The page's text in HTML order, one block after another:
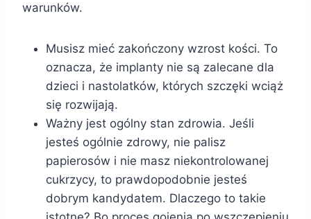
warunków.
Musisz mieć zakończony wzrost kości. To
oznacza, że implanty nie są zalecane dla
dzieci i nastolatków, których szczęki wciąż
się rozwijają.
Ważny jest ogólny stan zdrowia. Jeśli
jesteś ogólnie zdrowy, nie palisz
papierosów i nie masz niekontrolowanej
cukrzycy, to prawdopodobnie jesteś
dobrym kandydatem. Dlaczego to takie